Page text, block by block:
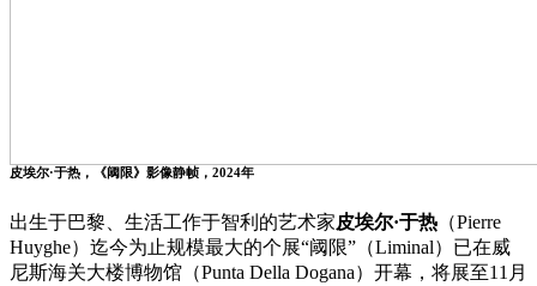
皮埃尔·于热，《阈限》影像静帧，2024年
出生于巴黎、生活工作于智利的艺术家皮埃尔·于热 （Pierre
Huyghe）迄今为止规模最大的个展“阈限”（Liminal）已在威
尼斯海关大楼博物馆（Punta Della Dogana）开幕，将展至11月